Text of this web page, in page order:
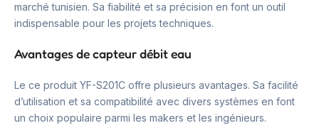
marché tunisien. Sa fiabilité et sa précision en font un outil
indispensable pour les projets techniques.
Avantages de capteur débit eau
Le ce produit YF-S201C offre plusieurs avantages. Sa facilité
d’utilisation et sa compatibilité avec divers systèmes en font
un choix populaire parmi les makers et les ingénieurs.